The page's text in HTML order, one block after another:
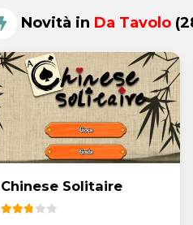
Novità in Da Tavolo
Chinese Solitaire